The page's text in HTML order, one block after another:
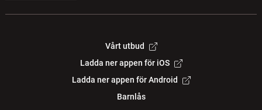
Vårt utbud
Ladda ner appen för iOS
Ladda ner appen för Android
Barnlås